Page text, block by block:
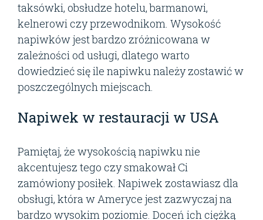
taksówki, obsłudze hotelu, barmanowi,
kelnerowi czy przewodnikom. Wysokość
napiwków jest bardzo zróżnicowana w
zależności od usługi, dlatego warto
dowiedzieć się ile napiwku należy zostawić w
poszczególnych miejscach.
Napiwek w restauracji w USA
Pamiętaj, że wysokością napiwku nie
akcentujesz tego czy smakował Ci
zamówiony posiłek. Napiwek zostawiasz dla
obsługi, która w Ameryce jest zazwyczaj na
bardzo wysokim poziomie. Doceń ich ciężką